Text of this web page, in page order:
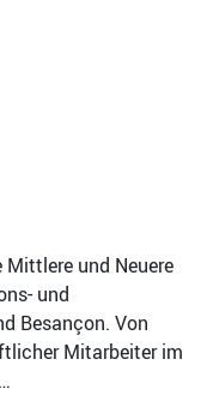
und Neuere
und
Besançon. Von
Mitarbeiter im